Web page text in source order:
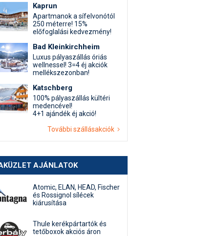
Kaprun
Apartmanok a sífelvonótól
250 méterre! 15%
előfoglalási kedvezmény!
Bad Kleinkirchheim
Luxus pályaszállás óriás
wellnessel! 3=4 éj akciók
mellékszezonban!
Katschberg
100% pályaszállás kültéri
medencével!
4+1 ajándék éj akció!
További szállásakciók
AJÁNLATOK
Atomic, ELAN, HEAD, Fischer
és Rossignol sílécek
kiárusítása
Thule kerékpártartók és
tetőboxok akciós áron